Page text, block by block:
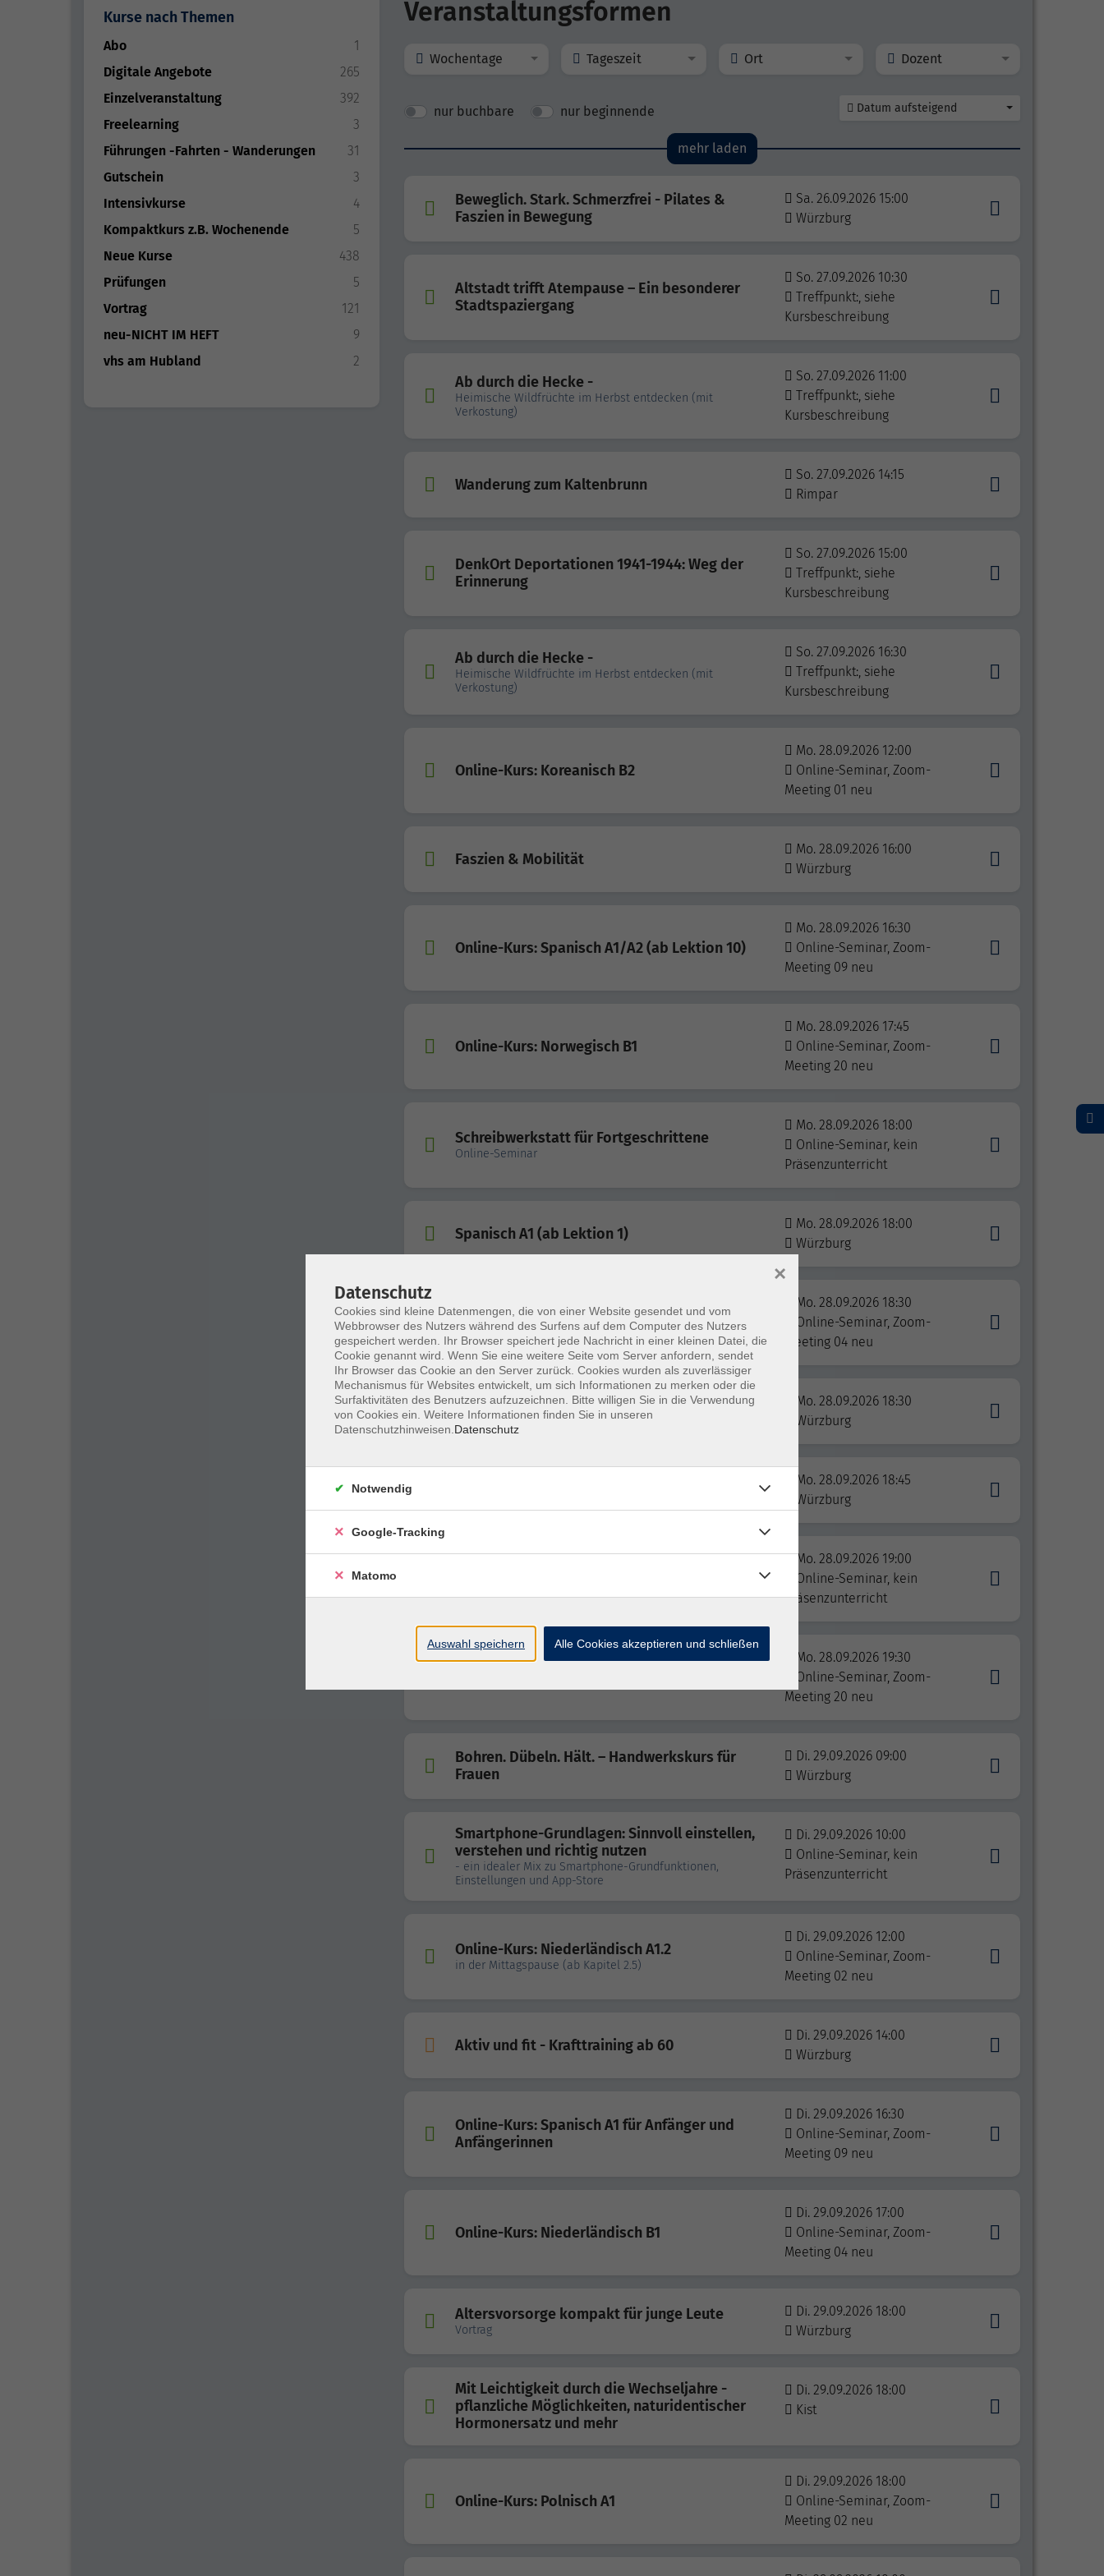
Kurse nach Themen
Abo
1
Digitale Angebote
265
Einzelveranstaltung
392
Freelearning
3
Führungen -Fahrten - Wanderungen
31
Gutschein
3
Intensivkurse
4
Kompaktkurs z.B. Wochenende
5
Neue Kurse
438
Prüfungen
5
Vortrag
121
neu-NICHT IM HEFT
9
vhs am Hubland
2
Veranstaltungsformen
Wochentage Tageszeit Ort Dozent
nur buchbare nur beginnende Datum aufsteigend
mehr laden
Beweglich. Stark. Schmerzfrei - Pilates &
Faszien in Bewegung
Sa. 26.09.2026 15:00
Würzburg
Altstadt trifft Atempause – Ein besonderer
Stadtspaziergang
So. 27.09.2026 10:30
Treffpunkt:, siehe
Kursbeschreibung
Ab durch die Hecke -
Heimische Wildfrüchte im Herbst entdecken (mit
Verkostung)
So. 27.09.2026 11:00
Treffpunkt:, siehe
Kursbeschreibung
Wanderung zum Kaltenbrunn
So. 27.09.2026 14:15
Rimpar
DenkOrt Deportationen 1941-1944: Weg der
Erinnerung
So. 27.09.2026 15:00
Treffpunkt:, siehe
Kursbeschreibung
Ab durch die Hecke -
Heimische Wildfrüchte im Herbst entdecken (mit
Verkostung)
So. 27.09.2026 16:30
Treffpunkt:, siehe
Kursbeschreibung
Online-Kurs: Koreanisch B2
Mo. 28.09.2026 12:00
Online-Seminar, Zoom-
Meeting 01 neu
Faszien & Mobilität
Mo. 28.09.2026 16:00
Würzburg
Online-Kurs: Spanisch A1/A2 (ab Lektion 10)
Mo. 28.09.2026 16:30
Online-Seminar, Zoom-
Meeting 09 neu
Online-Kurs: Norwegisch B1
Mo. 28.09.2026 17:45
Online-Seminar, Zoom-
Meeting 20 neu
Schreibwerkstatt für Fortgeschrittene
Online-Seminar
Mo. 28.09.2026 18:00
Online-Seminar, kein
Präsenzunterricht
Spanisch A1 (ab Lektion 1)
Mo. 28.09.2026 18:00
Würzburg
Online-Kurs: Russisch B1 (ab Lektion 7)
Mo. 28.09.2026 18:30
Online-Seminar, Zoom-
Meeting 04 neu
Filzen - eine traditionsreiche Handwerkskunst
Mo. 28.09.2026 18:30
Würzburg
Mo. 28.09.2026 18:45
Würzburg
CyberMonday: Cyberattacken : Gefahren für die
Mo. 28.09.2026 19:00
Online-Seminar, kein
Präsenzunterricht
Mo. 28.09.2026 19:30
Online-Seminar, Zoom-
Meeting 20 neu
Bohren. Dübeln. Hält. – Handwerkskurs für
Frauen
Di. 29.09.2026 09:00
Würzburg
Smartphone-Grundlagen: Sinnvoll einstellen,
verstehen und richtig nutzen
- ein idealer Mix zu Smartphone-Grundfunktionen,
Einstellungen und App-Store
Di. 29.09.2026 10:00
Online-Seminar, kein
Präsenzunterricht
Online-Kurs: Niederländisch A1.2
in der Mittagspause (ab Kapitel 2.5)
Di. 29.09.2026 12:00
Online-Seminar, Zoom-
Meeting 02 neu
Aktiv und fit - Krafttraining ab 60
Di. 29.09.2026 14:00
Würzburg
Online-Kurs: Spanisch A1 für Anfänger und
Anfängerinnen
Di. 29.09.2026 16:30
Online-Seminar, Zoom-
Meeting 09 neu
Online-Kurs: Niederländisch B1
Di. 29.09.2026 17:00
Online-Seminar, Zoom-
Meeting 04 neu
Altersvorsorge kompakt für junge Leute
Vortrag
Di. 29.09.2026 18:00
Würzburg
Mit Leichtigkeit durch die Wechseljahre -
pflanzliche Möglichkeiten, naturidentischer
Hormonersatz und mehr
Di. 29.09.2026 18:00
Kist
Online-Kurs: Polnisch A1
Di. 29.09.2026 18:00
Online-Seminar, Zoom-
Meeting 02 neu
Datenschutz
Cookies sind kleine Datenmengen, die von einer Website gesendet und vom
Webbrowser des Nutzers während des Surfens auf dem Computer des Nutzers
gespeichert werden. Ihr Browser speichert jede Nachricht in einer kleinen Datei, die
Cookie genannt wird. Wenn Sie eine weitere Seite vom Server anfordern, sendet
Ihr Browser das Cookie an den Server zurück. Cookies wurden als zuverlässiger
Mechanismus für Websites entwickelt, um sich Informationen zu merken oder die
Surfaktivitäten des Benutzers aufzuzeichnen. Bitte willigen Sie in die Verwendung
von Cookies ein. Weitere Informationen finden Sie in unseren
Datenschutzhinweisen. Datenschutz
×
Notwendig
Google-Tracking
Matomo
Auswahl speichern Alle Cookies akzeptieren und schließen